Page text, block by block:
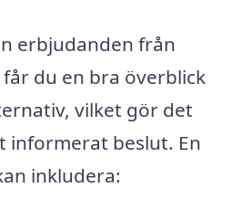
erbjudanden från
du en bra överblick
vilket gör det
beslut. En
inkludera: